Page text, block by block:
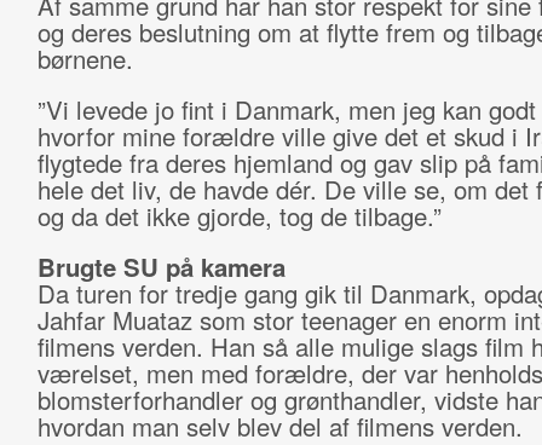
og deres beslutning om at flytte frem og
børnene.
”Vi levede jo fint i Danmark, men jeg kan
hvorfor mine forældre ville give det et skud i
flygtede fra deres hjemland og gav slip på
hele det liv, de havde dér. De ville se, om det
og da det ikke gjorde, tog de tilbage.”
Brugte SU på kamera
Da turen for tredje gang gik til Danmark,
Jahfar Muataz som stor teenager en enorm
filmens verden. Han så alle mulige slags film
værelset, men med forældre, der var
blomsterforhandler og grønthandler, vidste
hvordan man selv blev del af filmens verden.